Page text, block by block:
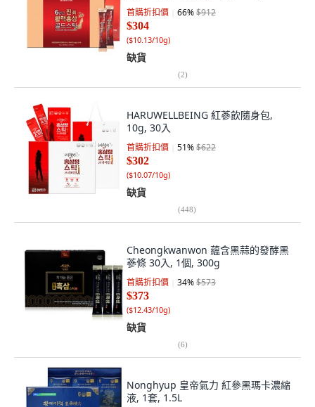
首購折扣價 66%$912
$304
($10.13/10g)
缺貨
(2)
HARUWELLBEING 紅蔘飲隨身包,
10g, 30入
首購折扣價 51%$622
$302
($10.07/10g)
缺貨
(448)
Cheongkwanwon 蘊含黑蒜的發酵黑
蔘條 30入, 1個, 300g
首購折扣價 34%$573
$373
($12.43/10g)
缺貨
(6)
Nonghyup 皇帝氣力 紅參黑瑪卡濃縮
液, 1套, 1.5L